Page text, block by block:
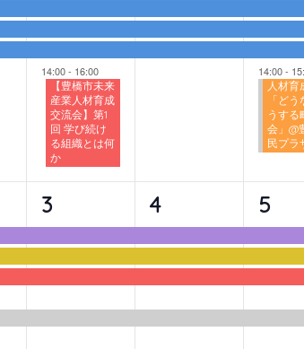
14:00- 16:00
【豊橋市未来
産業人材育成
交流会】第1
回 学び続け
る組織とは何
か
14:00-
人材育
「ど
うする
会」@
民プラ
6
イ
ベ
ト,
3
6
イ
ベ
ト,
4
6
イ
ベ
ト,
5